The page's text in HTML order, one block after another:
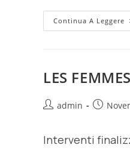
Continua A Leggere
LES FEMMES
admin
Interventi